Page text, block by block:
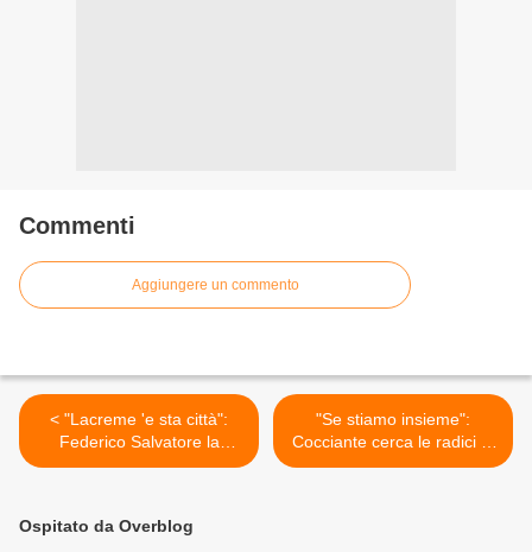
Commenti
Aggiungere un commento
< "Lacreme 'e sta città":
Federico Salvatore la
dedica a Pino Daniele
"Se stiamo insieme":
Cocciante cerca le radici di
un amore >
Ospitato da Overblog